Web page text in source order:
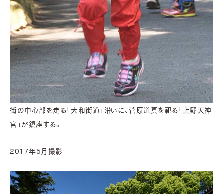
街の中心部を走る「大和街道」沿いに、菅原道真を祀る「上野天神
宮」が鎮座する。
2017年5月撮影